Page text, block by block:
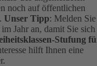
noch auf öffentlichen
Unser Tipp: Melden Sie
im Jahr an, damit Sie sich
Stufung
hilft Ihnen eine